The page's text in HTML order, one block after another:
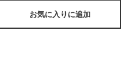
お気に入りに追加